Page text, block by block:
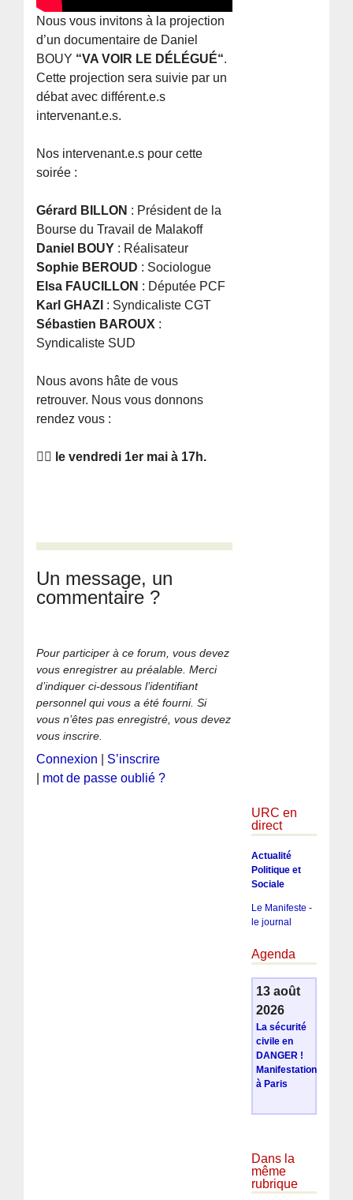
Nous vous invitons à la projection
d’un documentaire de Daniel
BOUY “VA VOIR LE DÉLÉGUÉ“.
Cette projection sera suivie par un
débat avec différent.e.s
intervenant.e.s.
Nos intervenant.e.s pour cette
soirée :
Gérard BILLON : Président de la
Bourse du Travail de Malakoff
Daniel BOUY : Réalisateur
Sophie BEROUD : Sociologue
Elsa FAUCILLON : Députée PCF
Karl GHAZI : Syndicaliste CGT
Sébastien BAROUX :
Syndicaliste SUD
Nous avons hâte de vous
retrouver. Nous vous donnons
rendez vous :
👉🏽 le vendredi 1er mai à 17h.
Un message, un
commentaire ?
Pour participer à ce forum, vous devez
vous enregistrer au préalable. Merci
d’indiquer ci-dessous l’identifiant
personnel qui vous a été fourni. Si
vous n’êtes pas enregistré, vous devez
vous inscrire.
Connexion
S’inscrire
mot de passe oublié ?
URC en
direct
Actualité
Politique et
Sociale
Le Manifeste -
le journal
Agenda
13 août
2026
La sécurité
civile en
DANGER !
Manifestation
à Paris
Dans la
même
rubrique